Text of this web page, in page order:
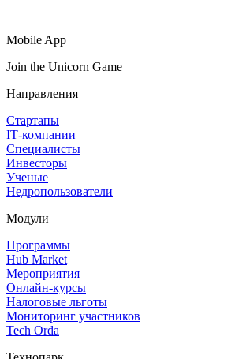
Mobile App
Join the Unicorn Game
Направления
Стартапы
IT‑компании
Специалисты
Инвесторы
Ученые
Недропользователи
Модули
Программы
Hub Market
Мероприятия
Онлайн‑курсы
Налоговые льготы
Мониторинг участников
Tech Orda